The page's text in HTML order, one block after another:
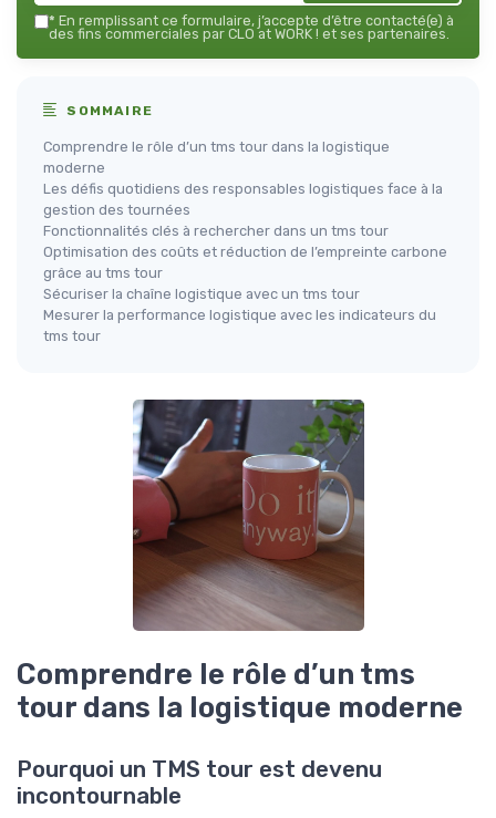
* En remplissant ce formulaire, j’accepte d’être contacté(e) à
des fins commerciales par CLO at WORK ! et ses partenaires.
SOMMAIRE
Comprendre le rôle d’un tms tour dans la logistique
moderne
Les défis quotidiens des responsables logistiques face à la
gestion des tournées
Fonctionnalités clés à rechercher dans un tms tour
Optimisation des coûts et réduction de l’empreinte carbone
grâce au tms tour
Sécuriser la chaîne logistique avec un tms tour
Mesurer la performance logistique avec les indicateurs du
tms tour
Comprendre le rôle d’un tms
tour dans la logistique moderne
Pourquoi un TMS tour est devenu
incontournable